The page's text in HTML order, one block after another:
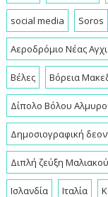
social media Soros
Αεροδρόμιο Νέας
Βέλες Βόρεια
Δίπολο Βόλου
Δημοσιογραφική
Διπλή ζεύξη Μαλιακού
Ισλανδία Ιταλία